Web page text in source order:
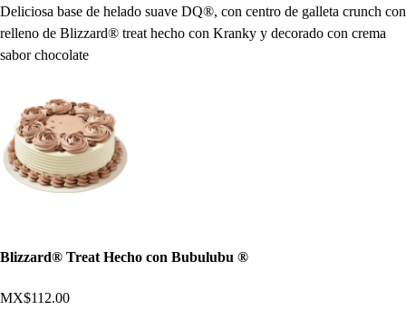
Deliciosa base de helado suave DQ®, con centro de galleta crunch con
relleno de Blizzard® treat hecho con Kranky y decorado con crema
sabor chocolate
Blizzard® Treat Hecho con Bubulubu ®
MX$112.00